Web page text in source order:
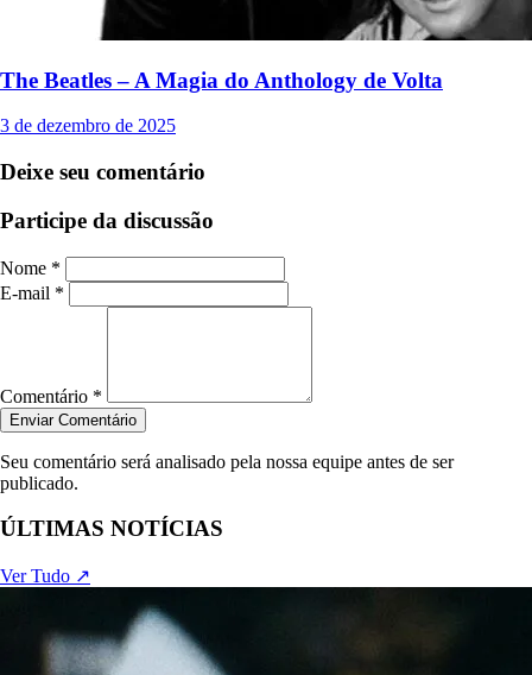
The Beatles – A Magia do Anthology de Volta
3 de dezembro de 2025
Deixe seu comentário
Participe da discussão
Nome *
E-mail *
Comentário *
Enviar Comentário
Seu comentário será analisado pela nossa equipe antes de ser
publicado.
ÚLTIMAS NOTÍCIAS
Ver Tudo ↗